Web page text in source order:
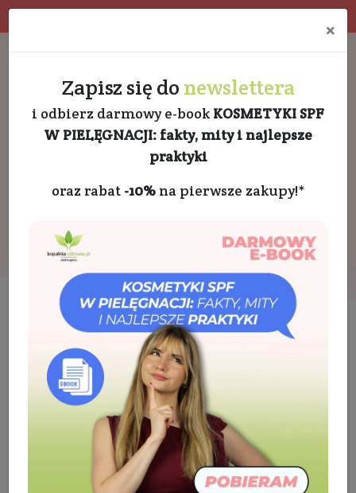
Kosmetyki Twarz
Pomadka i balsam do ust
pomadka ochronna do ust
×
Zapisz się do newslettera
i odbierz darmowy e-book KOSMETYKI SPF
W PIELĘGNACJI: fakty, mity i najlepsze
praktyki
oraz rabat -10%na pierwsze zakupy!*